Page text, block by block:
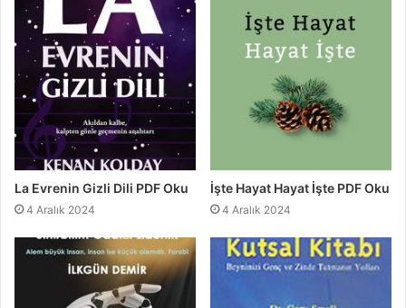
La Evrenin Gizli Dili PDF Oku
4 Aralık 2024
İşte Hayat Hayat İşte PDF Oku
4 Aralık 2024